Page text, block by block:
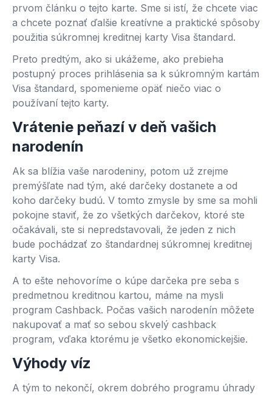
prvom článku o tejto karte. Sme si istí, že chcete viac
a chcete poznať ďalšie kreatívne a praktické spôsoby
použitia súkromnej kreditnej karty Visa štandard.
Preto predtým, ako si ukážeme, ako prebieha
postupný proces prihlásenia sa k súkromným kartám
Visa štandard, spomenieme opäť niečo viac o
používaní tejto karty.
Vrátenie peňazí v deň vašich
narodenín
Ak sa blížia vaše narodeniny, potom už zrejme
premýšľate nad tým, aké darčeky dostanete a od
koho darčeky budú. V tomto zmysle by sme sa mohli
pokojne staviť, že zo všetkých darčekov, ktoré ste
očakávali, ste si nepredstavovali, že jeden z nich
bude pochádzať zo štandardnej súkromnej kreditnej
karty Visa.
A to ešte nehovoríme o kúpe darčeka pre seba s
predmetnou kreditnou kartou, máme na mysli
program Cashback. Počas vašich narodenín môžete
nakupovať a mať so sebou skvelý cashback
program, vďaka ktorému je všetko ekonomickejšie.
Výhody víz
A tým to nekončí, okrem dobrého programu úhrady